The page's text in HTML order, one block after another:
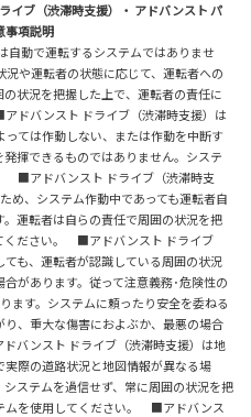
イブ（渋滞時支援）・ アドバンスト パ
事項説明
動で運転するシステムではありませ
や運転者の状態に応じて、運転者への
状況を把握した上で、運転者の責任に
ドバンスト ドライブ（渋滞時支援）は
ては作動しない、または作動を中断す
揮できるものではありません。システ
■アドバンスト ドライブ（渋滞時支
め、システム作動中であっても運転者自
運転者は自らの責任で周囲の状況を把
ください。 ■アドバンスト ドライブ
ても、運転者が認識している周囲の状況
があります。従って注意義務･危険性の
ます。システムに頼ったり安全を委ねる
、重大な傷害におよぶか、最悪の場合
バンスト ドライブ（渋滞時支援）は地
際の道路状況と地図情報が異なる場
ステムを過信せず、常に周囲の状況を把
ムを使用してください。 ■アドバンス